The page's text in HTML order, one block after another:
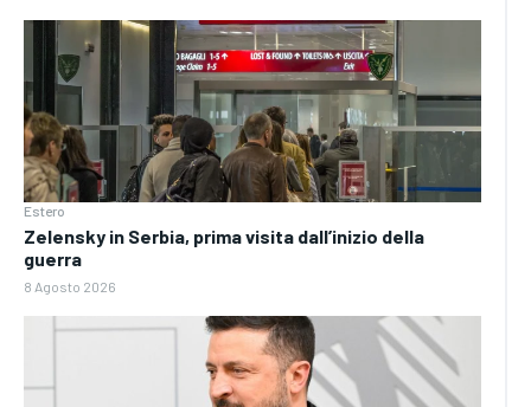
Estero
Zelensky in Serbia, prima visita dall’inizio della
guerra
8 Agosto 2026